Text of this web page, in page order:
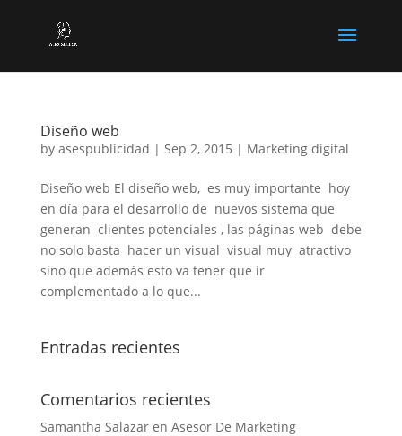
Diseño web
by asespublicidad | Sep 2, 2015 | Marketing digital
Diseño web El diseño web, es muy importante hoy
en día para el desarrollo de nuevos sistema que
generan clientes potenciales , las páginas web debe
no solo basta hacer un visual visual muy atractivo
sino que además esto va tener que ir
complementado a lo que...
Entradas recientes
Comentarios recientes
Samantha Salazaren Asesor De Marketing